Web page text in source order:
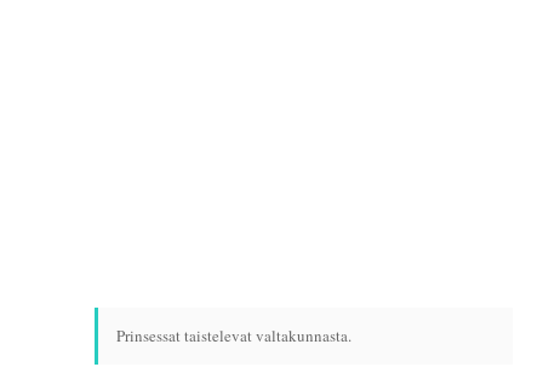
Prinsessat taistelevat valtakunnasta.